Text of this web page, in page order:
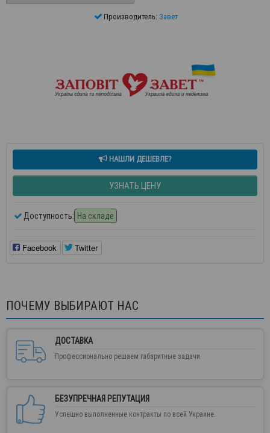
Производитель: Завет
НАШЛИ ДЕШЕВЛЕ?
УЗНАТЬ ЦЕНУ
Доступность: На складе
Facebook Twitter
ПОЧЕМУ ВЫБИРАЮТ НАС
ДОСТАВКА
Профессионально решаем габаритные задачи.
БЕЗУПРЕЧНАЯ РЕПУТАЦИЯ
Успешно выполненные контракты по всей Украине.